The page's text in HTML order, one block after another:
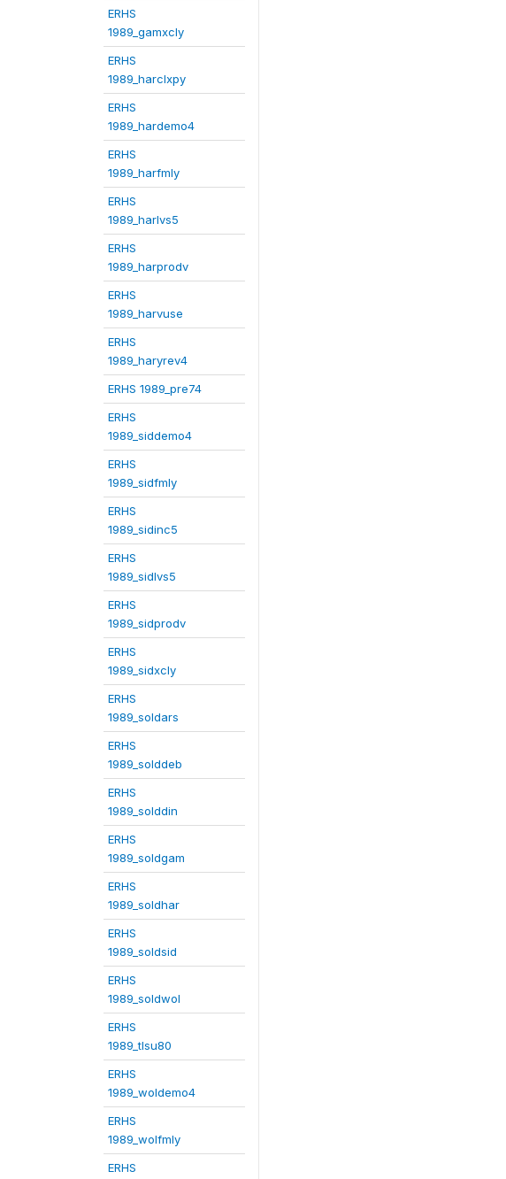
ERHS
1989_gamxcly
ERHS
1989_harclxpy
ERHS
1989_hardemo4
ERHS
1989_harfmly
ERHS
1989_harlvs5
ERHS
1989_harprodv
ERHS
1989_harvuse
ERHS
1989_haryrev4
ERHS 1989_pre74
ERHS
1989_siddemo4
ERHS
1989_sidfmly
ERHS
1989_sidinc5
ERHS
1989_sidlvs5
ERHS
1989_sidprodv
ERHS
1989_sidxcly
ERHS
1989_soldars
ERHS
1989_solddeb
ERHS
1989_solddin
ERHS
1989_soldgam
ERHS
1989_soldhar
ERHS
1989_soldsid
ERHS
1989_soldwol
ERHS
1989_tlsu80
ERHS
1989_woldemo4
ERHS
1989_wolfmly
ERHS